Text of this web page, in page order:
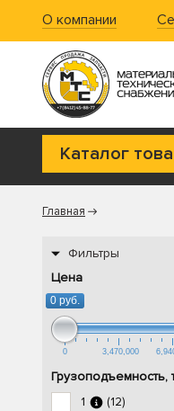
О компании
Каталог
Главная
Фильтры
Цена
0 руб.
0 3,470,000
Грузоподъемность,
1
(12)